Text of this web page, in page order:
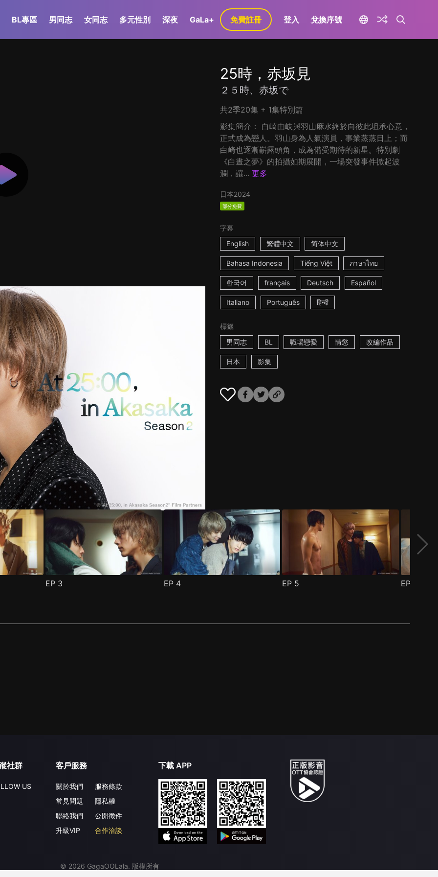
BL專區 男同志 女同志 多元性別 深夜 GaLa+ 免費註冊 登入 兌換序號
25時，赤坂見
２５時、赤坂で
共2季20集 + 1集特別篇
影集簡介： 白崎由岐與羽山麻水終於向彼此坦承心意，
正式成為戀人。羽山身為人氣演員，事業蒸蒸日上；而
白崎也逐漸嶄露頭角，成為備受期待的新星。特別劇
《白晝之夢》的拍攝如期展開，一場突發事件掀起波
瀾，讓... 更多
日本2024
部分免費
字幕
English
繁體中文 简体中文
Bahasa Indonesia Tiếng Việt ภาษาไทย
한국어 français Deutsch Español
Italiano Português हिन्दी
標籤
男同志
BL 職場戀愛 情慾 改編作品
日本 影集
EP 3 EP 4 EP 5 EP
社群
US
客戶服務
關於我們
常見問題
聯絡我們
升級VIP
服務條款
隱私權
公開徵件
合作洽談
下載 APP
© 2026 GagaOOLala. 版權所有